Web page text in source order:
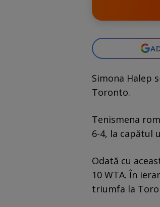
Simona Halep
Toronto.
Tenismena
6-4, la capătul
Odată cu
10 WTA. În
triumfa la